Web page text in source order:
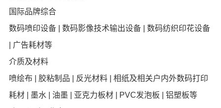
国际品牌综合
数码喷印设备 | 数码影像技术输出设备 | 数码纺织印花设备
| 广告耗材等
介质及材料
喷绘布 | 胶粘制品 | 反光材料 | 相纸及相关户内外数码打印
耗材 | 墨水 | 油墨 | 亚克力板材 | PVC发泡板 | 铝塑板等